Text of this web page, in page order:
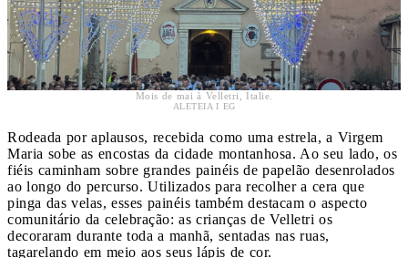
Mois de mai à Velletri, Italie.
ALETEIA I EG
Rodeada por aplausos, recebida como uma estrela, a Virgem
Maria sobe as encostas da cidade montanhosa. Ao seu lado, os
fiéis caminham sobre grandes painéis de papelão desenrolados
ao longo do percurso. Utilizados para recolher a cera que
pinga das velas, esses painéis também destacam o aspecto
comunitário da celebração: as crianças de Velletri os
decoraram durante toda a manhã, sentadas nas ruas,
tagarelando em meio aos seus lápis de cor.